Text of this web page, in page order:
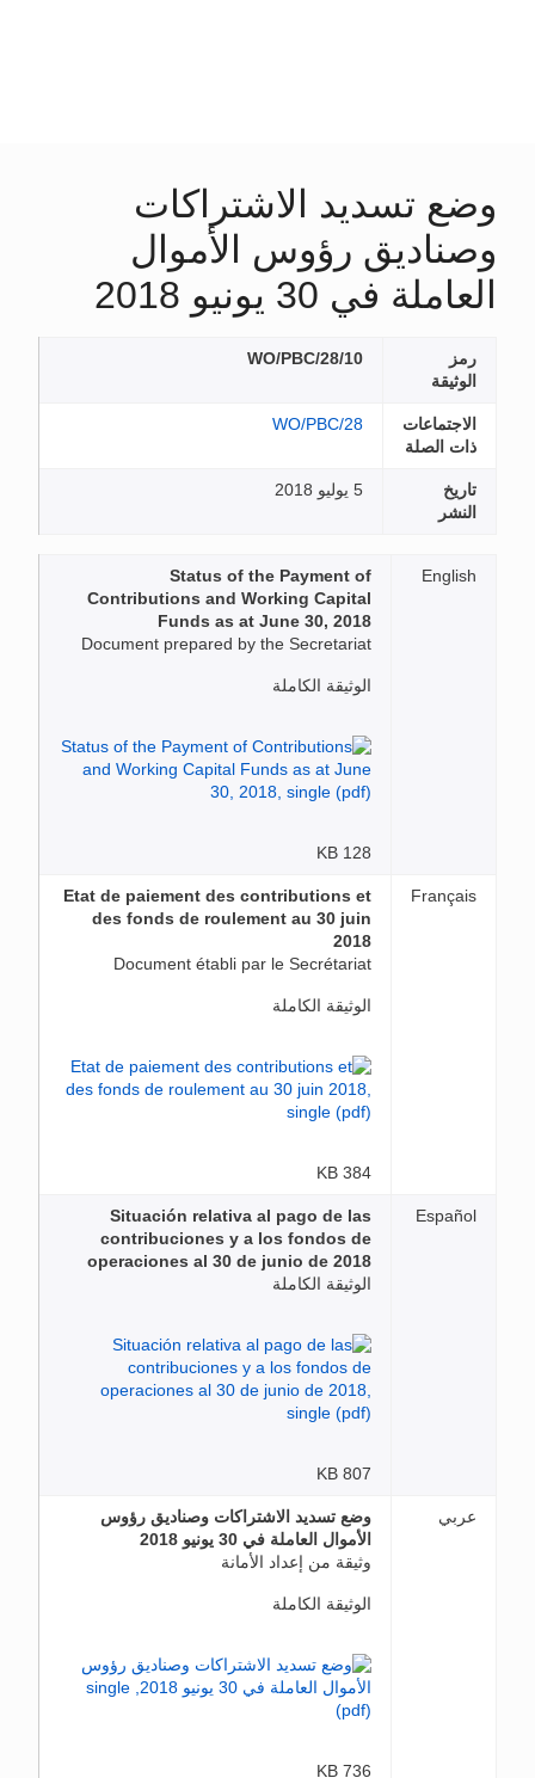
وضع تسديد الاشتراكات
وصناديق رؤوس الأموال
العاملة في 30 يونيو 2018
رمز
الوثيقة
WO/PBC/28/10
الاجتماعات
ذات الصلة
WO/PBC/28
تاريخ
النشر
5 يوليو 2018
English
Status of the Payment of
Contributions and Working Capital
Funds as at June 30, 2018
Document prepared by the Secretariat
الوثيقة الكاملة
128 KB
Français
Etat de paiement des contributions et
des fonds de roulement au 30 juin
2018
Document établi par le Secrétariat
الوثيقة الكاملة
384 KB
Español
Situación relativa al pago de las
contribuciones y a los fondos de
operaciones al 30 de junio de 2018
الوثيقة الكاملة
807 KB
عربي
وضع تسديد الاشتراكات وصناديق رؤوس
الأموال العاملة في 30 يونيو 2018
وثيقة من إعداد الأمانة
الوثيقة الكاملة
736 KB